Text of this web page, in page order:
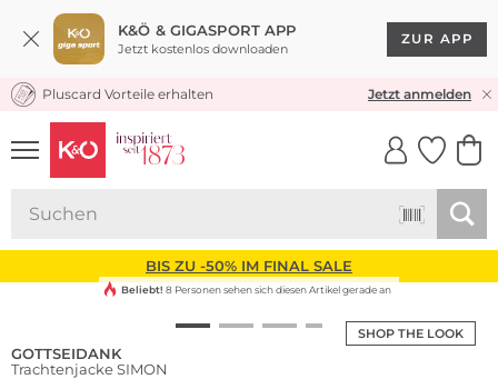
K&Ö & GIGASPORT APP
Jetzt kostenlos downloaden
ZUR APP
KOSTENLOSER VERSAND* & RÜCKVERSAND
Pluscard Vorteile erhalten Jetzt anmelden
UNSERE APP
CLICK &
BIS ZU -50% IM FINAL SALE
SHOP THE LOOK
Beliebt! 8 Personen sehen sich diesen Artikel gerade an
GOTTSEIDANK
Trachtenjacke SIMON